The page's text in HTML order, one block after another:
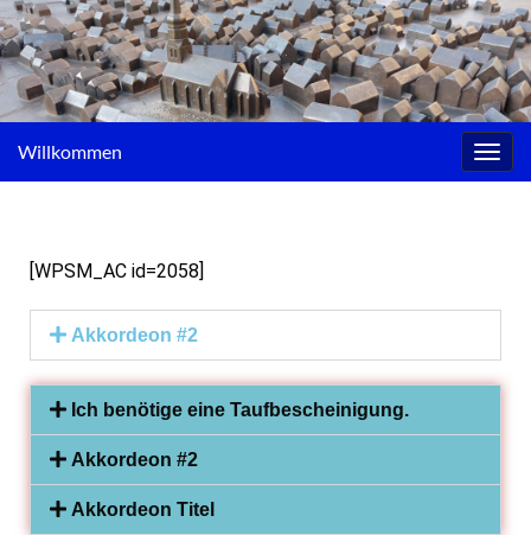
Willkommen
[WPSM_AC id=2058]
Akkordeon #2
Ich benötige eine Taufbescheinigung.
Akkordeon #2
Akkordeon Titel